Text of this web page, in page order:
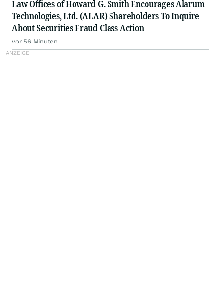
Law Offices of Howard G. Smith Encourages Alarum
Technologies, Ltd. (ALAR) Shareholders To Inquire
About Securities Fraud Class Action
vor 56 Minuten